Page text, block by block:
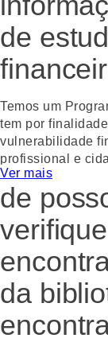
de
Temos um
tem por
vulnerabilidade
profissional e
preencherem as
específicos,
comprovando
socioeconômica
concessão de
aguardar a
univale.br.
Ver mais
de
da